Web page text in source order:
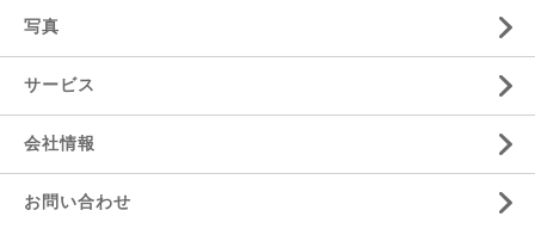
写真
サービス
会社情報
お問い合わせ